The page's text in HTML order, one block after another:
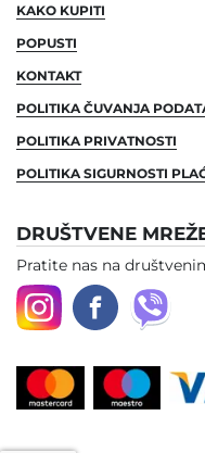
KAKO KUPITI
POPUSTI
KONTAKT
POLITIKA ČUVANJA
POLITIKA PRIVATNOSTI
POLITIKA SIGURNOSTI
DRUŠTVENE
Pratite nas na